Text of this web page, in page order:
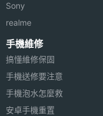
Sony
realme
手機維修
搞懂維修保固
手機送修要注意
手機泡水怎麼救
安卓手機重置